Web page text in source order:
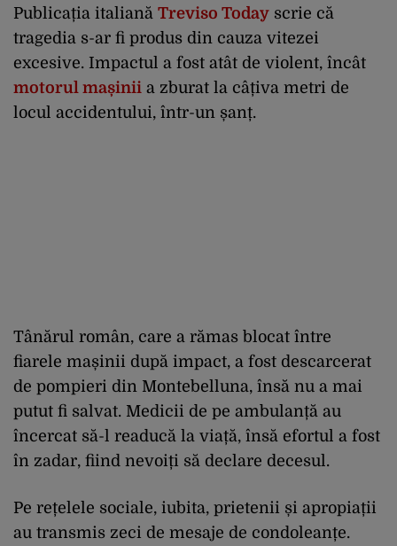
Publicația italiană Treviso Today scrie că
tragedia s-ar fi produs din cauza vitezei
excesive. Impactul a fost atât de violent, încât
motorul mașinii a zburat la câțiva metri de
locul accidentului, într-un șanț.
Tânărul român, care a rămas blocat între
fiarele mașinii după impact, a fost descarcerat
de pompieri din Montebelluna, însă nu a mai
putut fi salvat. Medicii de pe ambulanță au
încercat să-l readucă la viață, însă efortul a fost
în zadar, fiind nevoiți să declare decesul.
Pe rețelele sociale, iubita, prietenii și apropiații
au transmis zeci de mesaje de condoleanțe.